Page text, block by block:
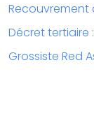
Recouvrement
Décret tertiaire
Grossiste Red